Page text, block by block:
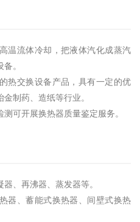
温流体冷却，把液体汽化成蒸汽
。
热交换设备产品，具有一定的优
制药、造纸等行业。
可开展换热器质量鉴定服务。
、再沸器、蒸发器等。
器、蓄能式换热器、间壁式换热